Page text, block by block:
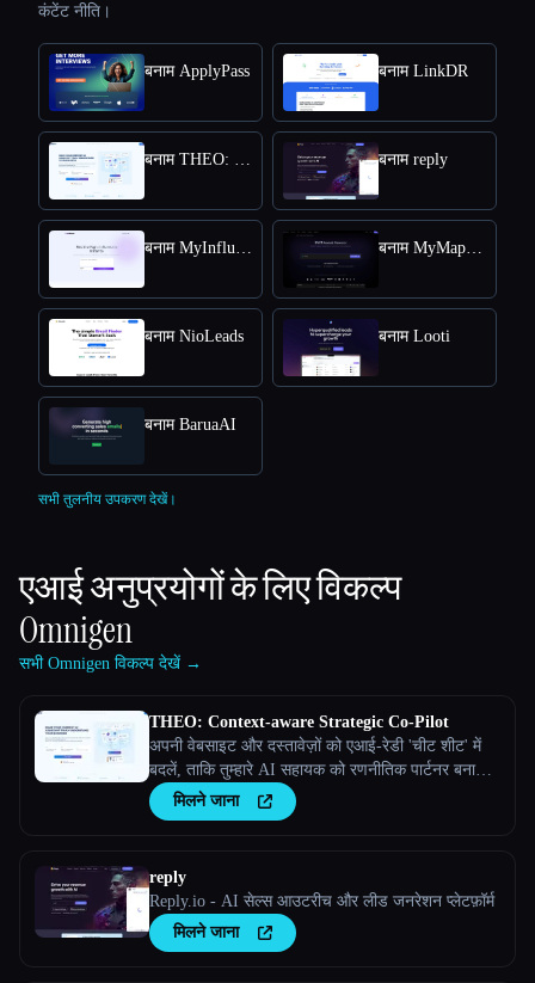
कंटेंट नीति।
बनाम ApplyPass बनाम LinkDR
बनाम THEO: Context-aware Strategic Co-Pilot बनाम reply
बनाम MyInfluencer बनाम MyMap.AI Swot Analysis Generator
बनाम NioLeads बनाम Looti
बनाम BaruaAI
सभी तुलनीय उपकरण देखें।
एआई अनुप्रयोगों के लिए विकल्प
Omnigen
सभी Omnigen विकल्प देखें →
THEO: Context-aware Strategic Co-Pilot
अपनी वेबसाइट और दस्तावेज़ों को एआई-रेडी 'चीट शीट' में
बदलें, ताकि तुम्हारे AI सहायक को रणनीतिक पार्टनर बनाया
जा सकेमिलने जाना
reply
Reply.io - AI सेल्स आउटरीच और लीड जनरेशन प्लेटफ़ॉर्म
मिलने जाना